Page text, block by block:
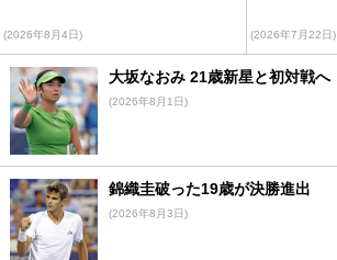
(2026年8月4日) (2026年7月22日)
大坂なおみ 21歳新星と初対戦へ
(2026年8月1日)
錦織圭破った19歳が決勝進出
(2026年8月3日)